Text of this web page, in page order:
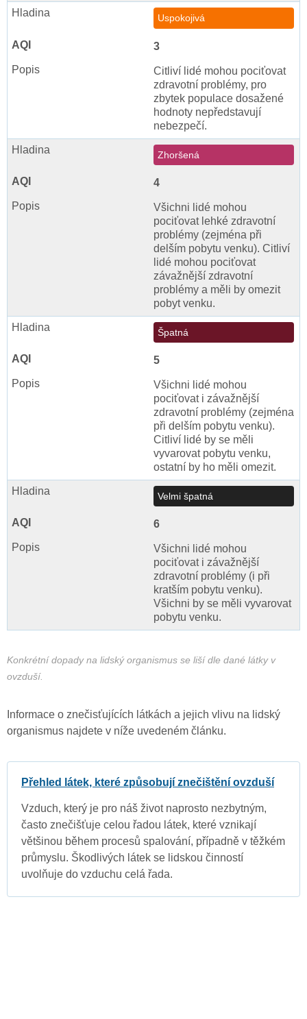
Uspokojivá
3
Citliví lidé mohou pociťovat
zdravotní problémy, pro
zbytek populace dosažené
hodnoty nepředstavují
nebezpečí.
Zhoršená
4
Všichni lidé mohou
pociťovat lehké zdravotní
problémy (zejména při
delším pobytu venku). Citliví
lidé mohou pociťovat
závažnější zdravotní
problémy a měli by omezit
pobyt venku.
Špatná
5
Všichni lidé mohou
pociťovat i závažnější
zdravotní problémy (zejména
při delším pobytu venku).
Citliví lidé by se měli
vyvarovat pobytu venku,
ostatní by ho měli omezit.
Velmi špatná
6
Všichni lidé mohou
pociťovat i závažnější
zdravotní problémy (i při
kratším pobytu venku).
Všichni by se měli vyvarovat
pobytu venku.
Konkrétní dopady na lidský organismus se liší dle dané látky v
ovzduší.
Informace o znečisťujících látkách a jejich vlivu na lidský
organismus najdete v níže uvedeném článku.
Přehled látek, které způsobují znečištění ovzduší
Vzduch, který je pro náš život naprosto nezbytným,
často znečišťuje celou řadou látek, které vznikají
většinou během procesů spalování, případně v těžkém
průmyslu. Škodlivých látek se lidskou činností
uvolňuje do vzduchu celá řada.